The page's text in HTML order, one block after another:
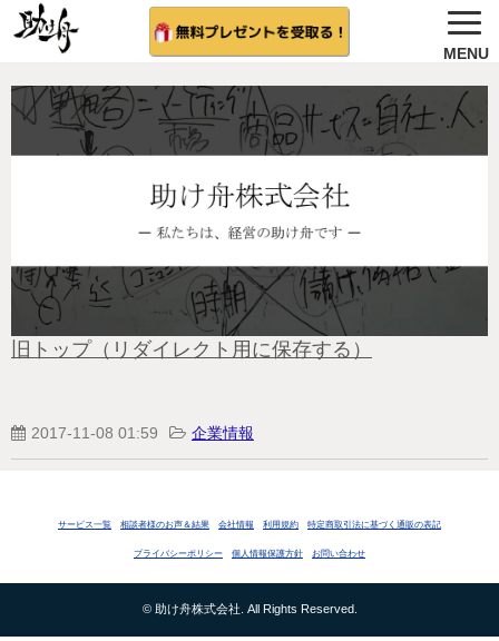
ノウハウ公開
選ばれる理由＆会社概要
法人向け 無料案内を希望する
相談者さんの結果
旧トップ（リダイレクト用に保存する）
2017-11-08 01:59 企業情報
サービス一覧 相談者様のお声＆結果 会社情報 利用規約 特定商取引法に基づく通販の表記
プライバシーポリシー 個人情報保護方針 お問い合わせ
© 助け舟株式会社. All Rights Reserved.